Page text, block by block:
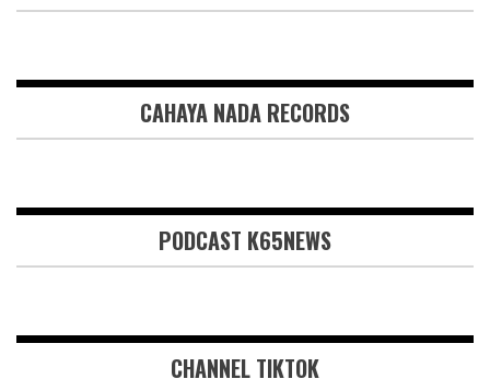
CAHAYA NADA RECORDS
PODCAST K65NEWS
CHANNEL TIKTOK